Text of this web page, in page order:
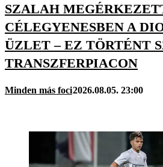
SZALAH
CÉLEGYENESBEN A
ÜZLET – EZ TÖRTÉNT
TRANSZFERPIACON
Minden más foci2026.08.05. 23:00